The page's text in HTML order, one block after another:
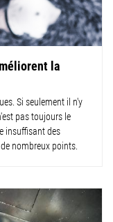
la
Si seulement il n'y
pas toujours le
insuffisant des
nombreux points.